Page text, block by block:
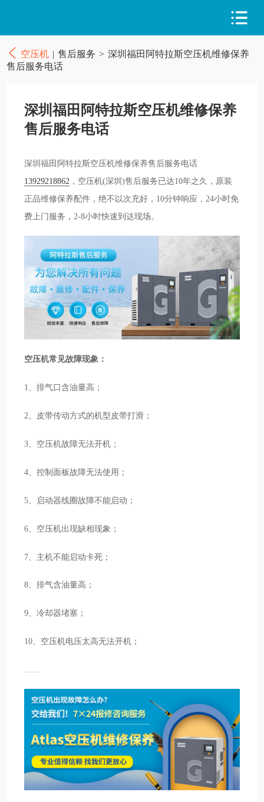
空压机 | 售后服务 > 深圳福田阿特拉斯空压机维修保养
售后服务电话
深圳福田阿特拉斯空压机维修保养
售后服务电话
深圳福田阿特拉斯空压机维修保养售后服务电话
13929218862 ，空压机(深圳)售后服务已达10年之久，原装
正品维修保养配件，绝不以次充好，10分钟响应，24小时免
费上门服务，2-8小时快速到达现场。
空压机常见故障现象：
1、排气口含油量高；
2、皮带传动方式的机型皮带打滑；
3、空压机故障无法开机；
4、控制面板故障无法使用；
5、启动器线圈故障不能启动；
6、空压机出现缺相现象；
7、主机不能启动卡死；
8、排气含油量高；
9、冷却器堵塞；
10、空压机电压太高无法开机；